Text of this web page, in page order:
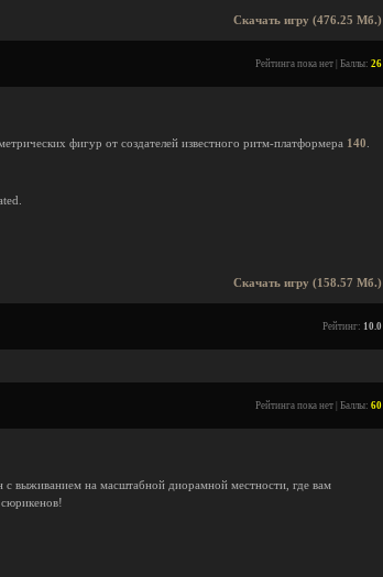
Скачать игру (476.25 Мб.)
Рейтинга пока нет | Баллы: 26
фигур от создателей известного ритм-платформера 140
Скачать игру (158.57 Мб.)
Рейтинг: 10.0
Рейтинга пока нет | Баллы: 60
с выживанием на масштабной диорамной местности, где вам